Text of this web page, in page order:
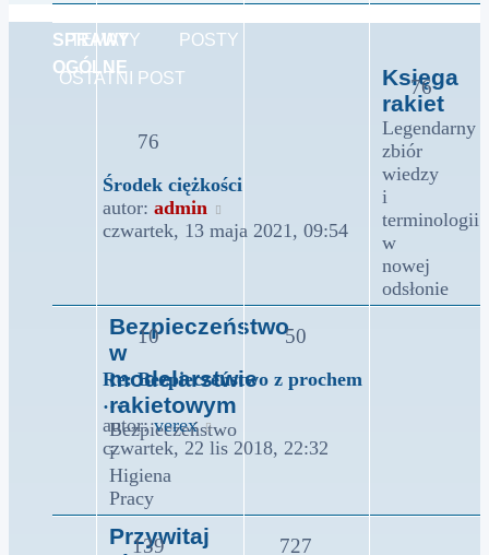
SPRAWY
OGÓLNE
TEMATY POSTY
OSTATNI POST
Księga
rakiet
Legendarny
zbiór
wiedzy
i
terminologii
w
nowej
odsłonie
76
76
Środek ciężkości
autor: admin
najnowszy
czwartek, 13 maja 2021, 09:54
Bezpieczeństwo
w
modelarstwie
rakietowym
Bezpieczeństwo
i
Higiena
Pracy
10 50
Re: Bezpieczeństwo z prochem
…
autor:verex
Wyświetl
najnowszy
czwartek, 22 lis 2018, 22:32
Przywitaj
139 727